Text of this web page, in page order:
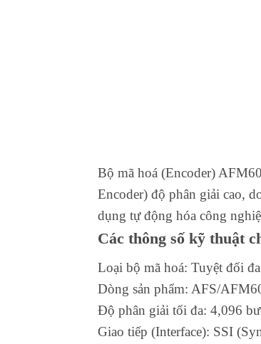
Bộ mã hoá (Encoder)
Encoder) độ phân giải cao,
dụng tự động hóa công
Các thông số kỹ thuật
Loại bộ mã hoá: Tuyệt đối
Dòng sản phẩm: AFS/
Độ phân giải tối đa: 4,096
Giao tiếp (Interface): SSI